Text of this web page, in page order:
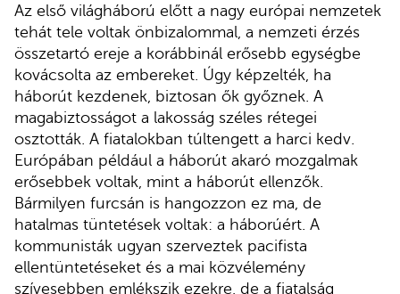
Az első világháború előtt a nagy európai nemzetek
tehát tele voltak önbizalommal, a nemzeti érzés
összetartó ereje a korábbinál erősebb egységbe
kovácsolta az embereket. Úgy képzelték, ha
háborút kezdenek, biztosan ők győznek. A
magabiztosságot a lakosság széles rétegei
osztották. A fiatalokban túltengett a harci kedv.
Európában például a háborút akaró mozgalmak
erősebbek voltak, mint a háborút ellenzők.
Bármilyen furcsán is hangozzon ez ma, de
hatalmas tüntetések voltak: a háborúért. A
kommunisták ugyan szerveztek pacifista
ellentüntetéseket és a mai közvélemény
szívesebben emlékszik ezekre, de a fiatalság